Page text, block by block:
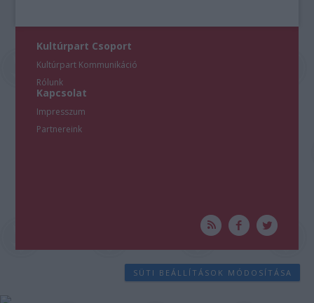
Kultúrpart Csoport
Kultúrpart Kommunikáció
Rólunk
Kapcsolat
Impresszum
Partnereink
SÜTI BEÁLLÍTÁSOK MÓDOSÍTÁSA